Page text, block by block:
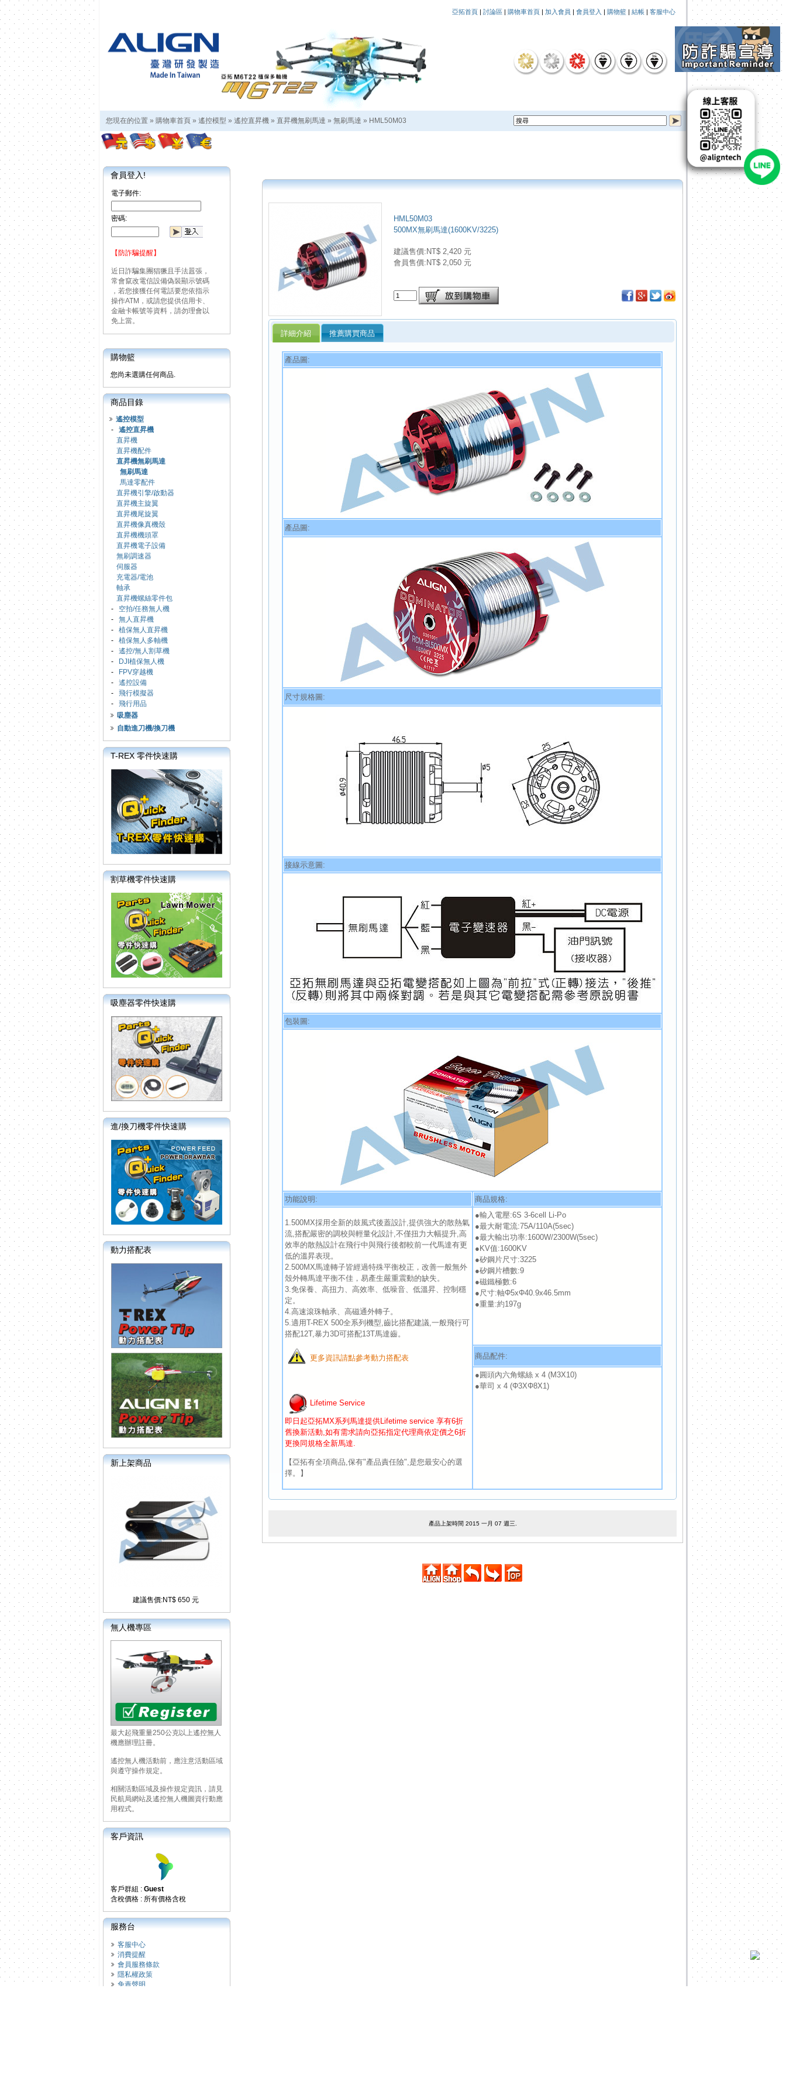
亞拓首頁 | 討論區 | 購物車首頁 | 加入會員 | 會員登入 | 購物籃 | 結帳 | 客服中心
您現在的位置 » 購物車首頁 » 遙控模型 » 遙控直昇機 » 直昇機無刷馬達 » 無刷馬達 » HML50M03
會員登入!
電子郵件:
密碼:
【防詐騙提醒】
近日詐騙集團猖獗且手法囂張，
常會竄改電信設備偽裝顯示號碼
，若您接獲任何電話要您依指示
操作ATM，或請您提供信用卡、
金融卡帳號等資料，請勿理會以
免上當。
購物籃
您尚未選購任何商品.
商品目錄
遙控模型
- 遙控直昇機
直昇機
直昇機配件
直昇機無刷馬達
無刷馬達
馬達零配件
直昇機引擎/啟動器
直昇機主旋翼
直昇機尾旋翼
直昇機像真機殼
直昇機機頭罩
直昇機電子設備
無刷調速器
伺服器
充電器/電池
軸承
直昇機螺絲零件包
- 空拍/任務無人機
- 無人直昇機
- 植保無人直昇機
- 植保無人多軸機
- 遙控/無人割草機
-
DJI植保無人機
-
FPV穿越機
- 遙控設備
- 飛行模擬器
- 飛行用品
吸塵器
自動進刀機/換刀機
T-REX 零件快速購
割草機零件快速購
吸塵器零件快速購
進/換刀機零件快速購
動力搭配表
新上架商品
建議售價:NT$ 650 元
無人機專區
最大起飛重量250公克以上遙控無人
機應辦理註冊。
遙控無人機活動前，應注意活動區域
與遵守操作規定。
相關活動區域及操作規定資訊，請見
民航局網站及遙控無人機圖資行動應
用程式。
客戶資訊
客戶群組 : Guest
含稅價格 : 所有價格含稅
服務台
客服中心
消費提醒
會員服務條款
隱私權政策
免責聲明
HML50M03
500MX無刷馬達(1600KV/3225)
建議售價:NT$ 2,420 元
會員售價:NT$ 2,050 元
詳細介紹 推薦購買商品
產品圖:
產品圖:
尺寸規格圖:
接線示意圖:
包裝圖:
功能說明: 商品規格:
1.500MX採用全新的鼓風式後蓋設計,提供強大的散熱氣
流,搭配嚴密的調校與輕量化設計,不僅扭力大幅提升,高
效率的散熱設計在飛行中與飛行後都較前一代馬達有更
低的溫昇表現。
2.500MX馬達轉子皆經過特殊平衡校正，改善一般無外
殼外轉馬達平衡不佳，易產生嚴重震動的缺失。
3.免保養、高扭力、高效率、低噪音、低溫昇、控制穩
定。
4.高速滾珠軸承、高磁通外轉子。
5.適用T-REX 500全系列機型,齒比搭配建議,一般飛行可
搭配12T,暴力3D可搭配13T馬達齒。
更多資訊請點參考動力搭配表
Lifetime Service
即日起亞拓MX系列馬達提供Lifetime service 享有6折
舊換新活動,如有需求請向亞拓指定代理商依定價之6折
更換同規格全新馬達.
【亞拓有全項商品,保有"產品責任險",是您最安心的選
擇。】
●輸入電壓:6S 3-6cell Li-Po
●最大耐電流:75A/110A(5sec)
●最大輸出功率:1600W/2300W(5sec)
●KV值:1600KV
●矽鋼片尺寸:3225
●矽鋼片槽數:9
●磁鐵極數:6
●尺寸:軸Φ5xΦ40.9x46.5mm
●重量:約197g
商品配件:
●圓頭內六角螺絲 x 4 (M3X10)
●華司 x 4 (Φ3XΦ8X1)
產品上架時間 2015 一月 07 週三.